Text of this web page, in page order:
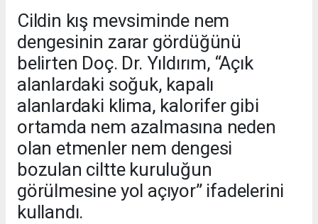
Cildin kış mevsiminde nem
dengesinin zarar gördüğünü
belirten Doç. Dr. Yıldırım, “Açık
alanlardaki soğuk, kapalı
alanlardaki klima, kalorifer gibi
ortamda nem azalmasına neden
olan etmenler nem dengesi
bozulan ciltte kuruluğun
görülmesine yol açıyor” ifadelerini
kullandı.